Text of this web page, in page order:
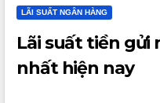
LÃI SUẤT NGÂN HÀNG
Lãi suất tiền gửi
nhất hiện nay